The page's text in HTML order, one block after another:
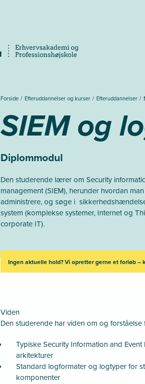
Forside Efteruddannelser og kurser Efteruddannelser
SIEM og
Diplommodul
Den studerende lærer om Security
management (SIEM), herunder hvordan
administrere, og søge i
system (komplekse systemer, Internet og
corporate IT).
Ingen aktuelle hold? Vi opretter gerne et forløb –
Viden
Den studerende har viden om og forståelse
Typiske Security Information and Event
arkitekturer
Standard logformater og logtyper for
komponenter